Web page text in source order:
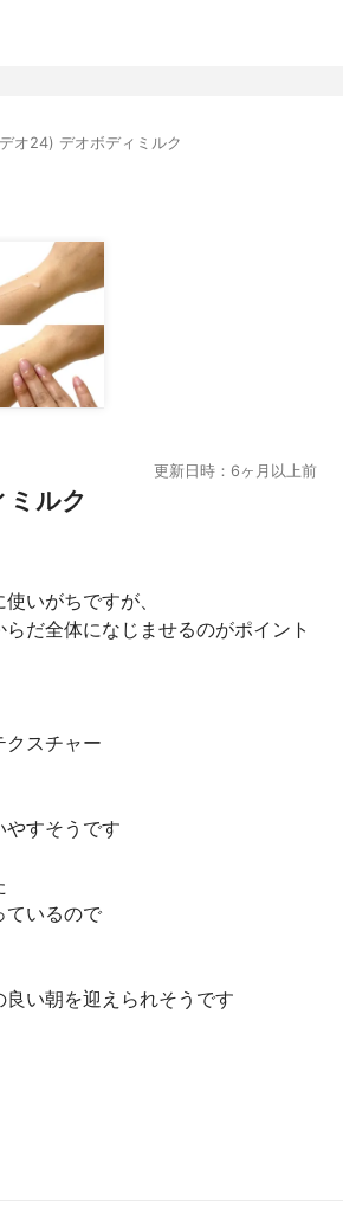
オ24) デオボディミルク
更新日時：6ヶ月以上前
ミルク
いがちですが、
だ全体になじませるのがポイント
クスチャー
すそうです
ているので
い朝を迎えられそうです